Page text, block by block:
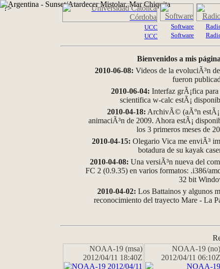
?>
UCC
UCC
Software
Software
Bienvenidos a mis
2010-06-08: Videos de la evoluciÃ³n
fueron
2010-06-04: Interfaz grÃ¡fica
scientifica w-calc estÃ¡
2010-04-18: ArchivÃ© (aÃºn
animaciÃ³n de 2009. Ahora estÃ¡
los 3 primeros meses de
2010-04-15: Olegario Vica me enviÃ³
botadura de su kayak
2010-04-08: Una versiÃ³n nueva del
FC 2 (0.9.35) en varios formatos: .i386/
32 bit
2010-04-02: Los Battainos y algunos
reconocimiento del trayecto Mare - La
NOAA-19 (msa)
2012/04/11 18:40Z
NOAA-19 (no)
2012/04/11 06:10Z